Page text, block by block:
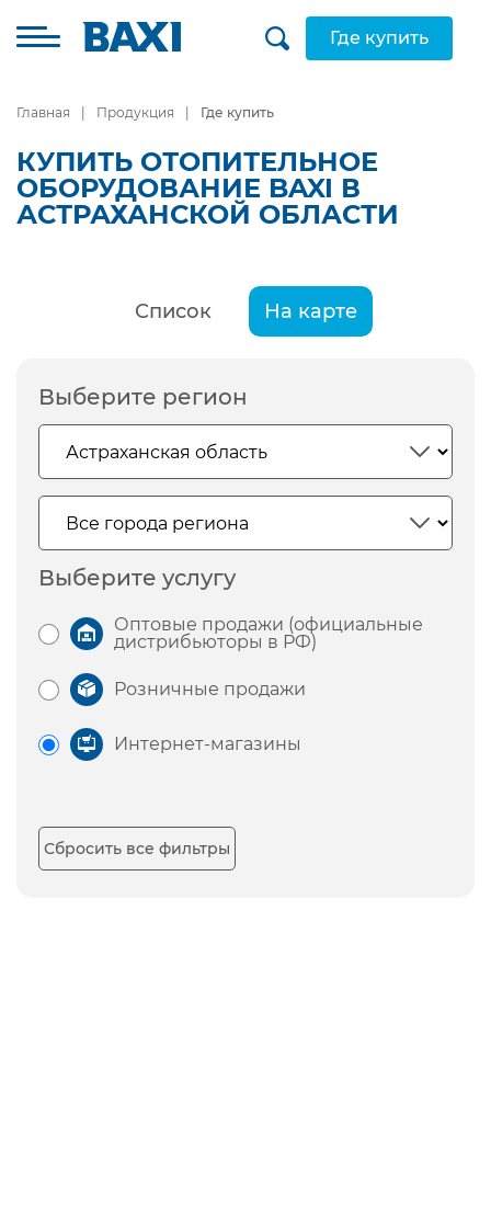
Где купить
Главная Продукция Где купить
КУПИТЬ ОТОПИТЕЛЬНОЕ
ОБОРУДОВАНИЕ BAXI В
АСТРАХАНСКОЙ ОБЛАСТИ
Список На карте
Выберите регион
Выберите услугу
Оптовые продажи (официальные
дистрибьюторы в РФ)
Розничные продажи
Интернет-магазины
Сбросить все фильтры